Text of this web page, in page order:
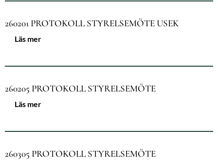
260201 PROTOKOLL STYRELSEMÖTE USEK
Läs mer
260205 PROTOKOLL STYRELSEMÖTE
Läs mer
260305 PROTOKOLL STYRELSEMÖTE